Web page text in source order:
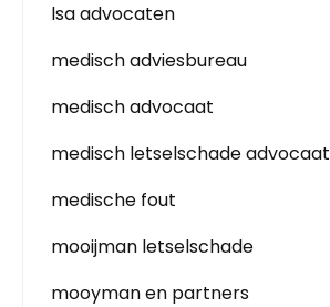
lsa advocaten
medisch adviesbureau
medisch advocaat
medisch letselschade advocaat
medische fout
mooijman letselschade
mooyman en partners